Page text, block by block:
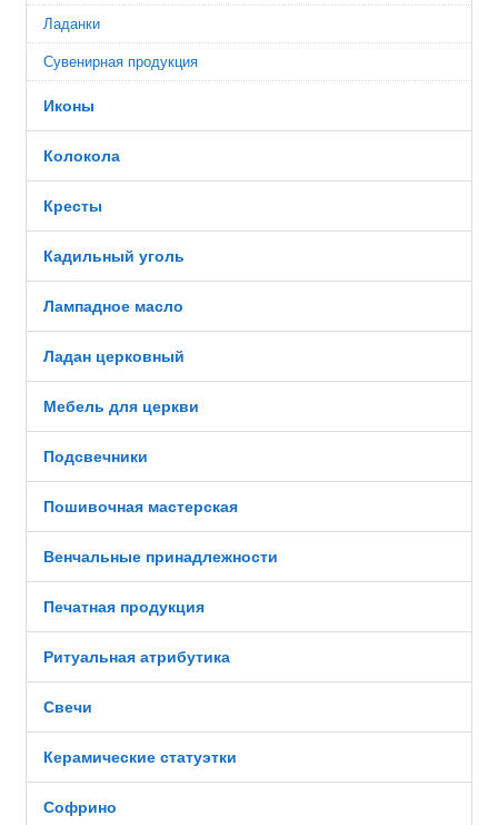
Ладанки
Сувенирная продукция
Иконы
Колокола
Кресты
Кадильный уголь
Лампадное масло
Ладан церковный
Мебель для церкви
Подсвечники
Пошивочная мастерская
Венчальные принадлежности
Печатная продукция
Ритуальная атрибутика
Свечи
Керамические статуэтки
Софрино